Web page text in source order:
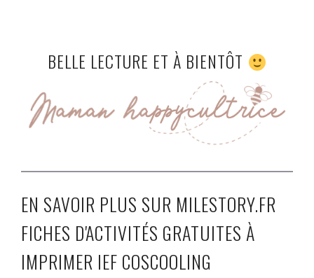
BELLE LECTURE ET À BIENTÔT
EN SAVOIR PLUS SUR MILESTORY.FR
FICHES D'ACTIVITÉS GRATUITES À
IMPRIMER IEF COSCOOLING